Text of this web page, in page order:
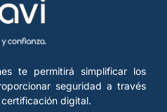
te permitirá simplificar los
seguridad a través
digital.